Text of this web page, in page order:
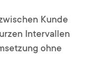
Kunde
Intervallen
ohne